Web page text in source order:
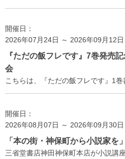
開催日：
2026年07月24日 ～ 2026年09月12日
『ただの飯フレです』7巻発売
会
こちらは、『ただの飯フレです』1巻
開催日：
2026年08月07日 ～ 2026年09月30日
「本の街・神保町から小説家を
三省堂書店神田神保町本店が小説講